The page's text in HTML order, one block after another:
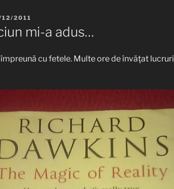
12/2011
mi-a adus…
cu fetele. Multe ore de învăţat lucruri